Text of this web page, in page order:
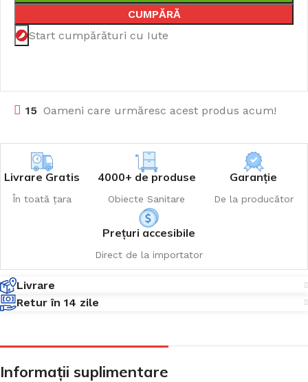
CUMPĂRĂ
Start cumpărături cu Iute
18 Oameni care urmăresc acest produs acum!
Livrare Gratis
În toată țara
4000+ de produse
Obiecte Sanitare
Garanție
De la producător
Prețuri accesibile
Direct de la importator
Livrare
Retur în 14 zile
Informații suplimentare